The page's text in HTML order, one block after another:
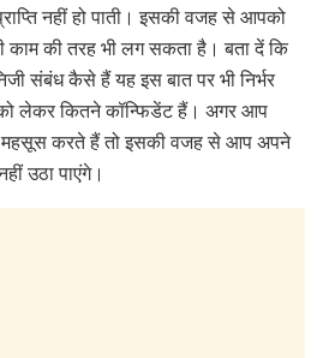
नहीं हो पाती। इसकी वजह से आपको
काम की तरह भी लग सकता है। बता दें ‎कि
संबंध कैसे हैं यह इस बात पर भी निर्भर
लेकर कितने कॉन्फिडेंट हैं। अगर आप
करते हैं तो इसकी वजह से आप अपने
उठा पाएंगे।